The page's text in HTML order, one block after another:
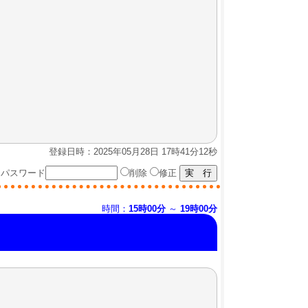
登録日時：2025年05月28日 17時41分12秒
パスワード
削除 修正
時間： 15時00分～ 19時00分